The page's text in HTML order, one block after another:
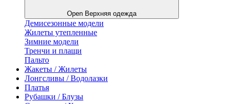
Open Верхняя одежда
Демисезонные модели
Жилеты утепленные
Зимние модели
Тренчи и плащи
Пальто
Жакеты / Жилеты
Лонгсливы / Водолазки
Платья
Рубашки / Блузы